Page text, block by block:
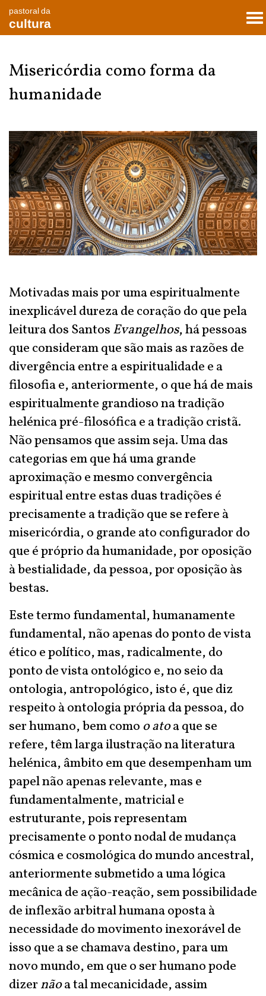
pastoral da
cultura
Misericórdia como forma da
humanidade
Motivadas mais por uma espiritualmente
inexplicável dureza de coração do que pela
leitura dos SantosEvangelhos, há pessoas
que consideram que são mais as razões de
divergência entre a espiritualidade e a
filosofia e, anteriormente, o que há de mais
espiritualmente grandioso na tradição
helénica pré-filosófica e a tradição cristã.
Não pensamos que assim seja. Uma das
categorias em que há uma grande
aproximação e mesmo convergência
espiritual entre estas duas tradições é
precisamente a tradição que se refere à
misericórdia, o grande ato configurador do
que é próprio da humanidade, por oposição
à bestialidade, da pessoa, por oposição às
bestas.
Este termo fundamental, humanamente
fundamental, não apenas do ponto de vista
ético e político, mas, radicalmente, do
ponto de vista ontológico e, no seio da
ontologia, antropológico, isto é, que diz
respeito à ontologia própria da pessoa, do
ser humano, bem como o atoa que se
refere, têm larga ilustração na literatura
helénica, âmbito em que desempenham um
papel não apenas relevante, mas e
fundamentalmente, matricial e
estruturante, pois representam
precisamente o ponto nodal de mudança
cósmica e cosmológica do mundo ancestral,
anteriormente submetido a uma lógica
mecânica de ação-reação, sem possibilidade
de inflexão arbitral humana oposta à
necessidade do movimento inexorável de
isso que a se chamava destino, para um
novo mundo, em que o ser humano pode
dizernãoa tal mecanicidade, assim